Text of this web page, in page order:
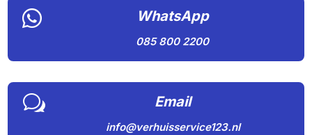
 WhatsApp
085 800 2200
w Email
info@verhuisservice123.nl